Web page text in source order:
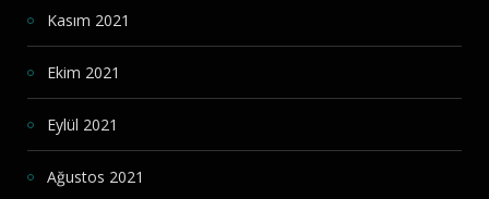
Kasım 2021
Ekim 2021
Eylül 2021
Ağustos 2021